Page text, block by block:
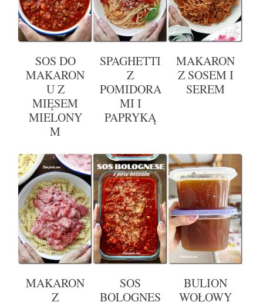
SOS DO
MAKARON
U Z
MIĘSEM
MIELONY
M
SPAGHETTI
Z
POMIDORA
MI I
PAPRYKĄ
MAKARON
Z SOSEM I
SEREM
MAKARON
Z
SOS
BOLOGNES
BULION
WOŁOWY